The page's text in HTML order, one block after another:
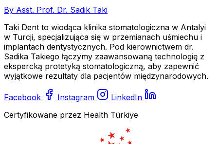
By Asst. Prof. Dr. Sadik Taki
Taki Dent to wiodąca klinika stomatologiczna w Antalyi
w Turcji, specjalizująca się w przemianach uśmiechu i
implantach dentystycznych. Pod kierownictwem dr.
Sadika Takiego łączymy zaawansowaną technologię z
ekspercką protetyką stomatologiczną, aby zapewnić
wyjątkowe rezultaty dla pacjentów międzynarodowych.
Facebook Instagram
LinkedIn
Certyfikowane przez Health Türkiye